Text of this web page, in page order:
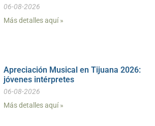
06-08-2026
Más detalles aquí »
Apreciación Musical en Tijuana 2026:
jóvenes intérpretes
06-08-2026
Más detalles aquí »